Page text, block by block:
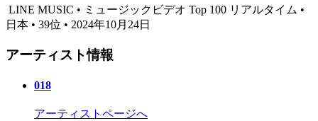
LINE MUSIC • ミュージックビデオ Top 100 リアルタイム •
日本 • 39位 • 2024年10月24日
アーティスト情報
018
アーティストページへ